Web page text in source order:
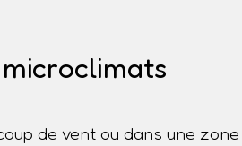
de vent ou dans une